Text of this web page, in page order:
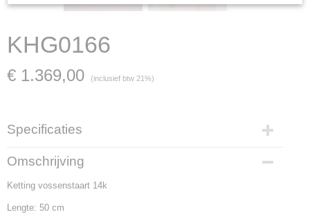
KHG0166
€ 1.369,00 (inclusief btw 21%)
Specificaties
Productcode
KHG0166
Omschrijving
Ketting vossenstaart 14k
Lengte: 50 cm